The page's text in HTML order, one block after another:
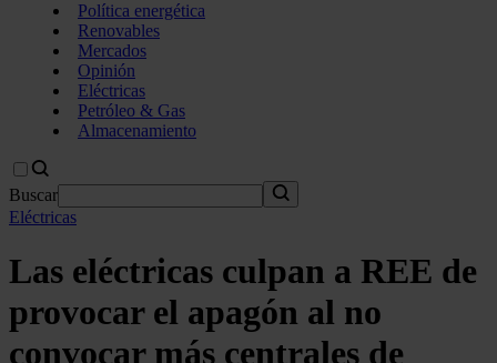
Política energética
Renovables
Mercados
Opinión
Eléctricas
Petróleo & Gas
Almacenamiento
Buscar
Eléctricas
Las eléctricas culpan a REE de
provocar el apagón al no
convocar más centrales de